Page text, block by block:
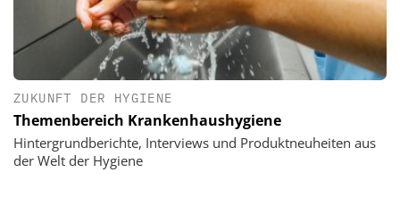
ZUKUNFT DER HYGIENE
Themenbereich Krankenhaushygiene
Hintergrundberichte, Interviews und Produktneuheiten aus
der Welt der Hygiene